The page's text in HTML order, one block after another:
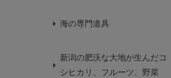
海の専門道具
新潟の肥沃な大地が生んだコ
シヒカリ、フルーツ、野菜